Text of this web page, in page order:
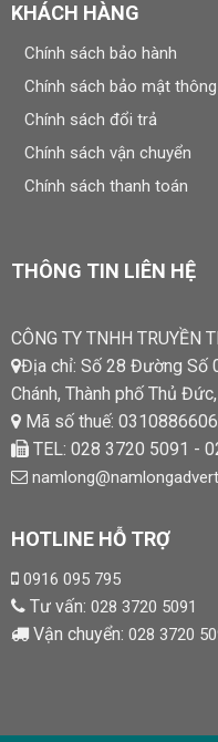
KHÁCH HÀNG
Chính sách bảo hành
Chính sách bảo mật
Chính sách đổi trả
Chính sách vận chuyển
Chính sách thanh toán
THÔNG TIN LIÊN HỆ
CÔNG TY TNHH TRUYỀN
Địa chỉ: Số 28 Đường Số
Chánh, Thành phố Thủ
Mã số thuế: 0310886606
TEL: 028 3720 5091 -
HOTLINE HỖ TRỢ
0916 095 795
Tư vấn: 028 3720 5091
Vận chuyển: 028 3720